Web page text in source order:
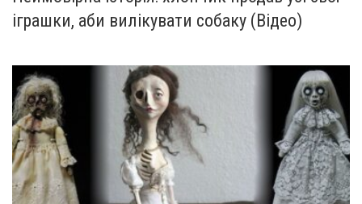
іграшки, аби вилікувати собаку (Відео)